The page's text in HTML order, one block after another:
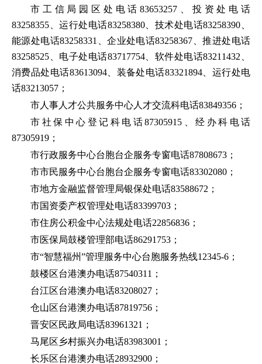
市工信局园区处电话83653257、投资处电话
83258355、运行处电话83258380、技术处电话83258390、
能源处电话83258331、企业处电话83258367、推进处电话
83258525、电子处电话83717754、软件处电话83211432、
消费品处电话83613094、装备处电话83321894、运行处电
话83213057；
市人事人才公共服务中心人才交流科电话83849356；
市社保中心登记科电话87305915、经办科电话
87305919；
市行政服务中心台胞台企服务专窗电话87808673；
市市民服务中心台胞台企服务专窗电话83302080；
市地方金融监督管理局银保处电话83588672；
市国资委产权管理处电话83399703；
市住房公积金中心法规处电话22856836；
市医保局鼓楼管理部电话86291753；
市“智慧福州”管理服务中心台胞服务热线12345-6；
鼓楼区台港澳办电话87540311；
台江区台港澳办电话83208027；
仓山区台港澳办电话87819756；
晋安区民政局电话83961321；
马尾区乡村振兴办电话83983001；
长乐区台港澳办电话28932900；